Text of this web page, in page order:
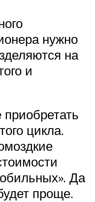
нужно
на
и
цикла.
Да
проще.